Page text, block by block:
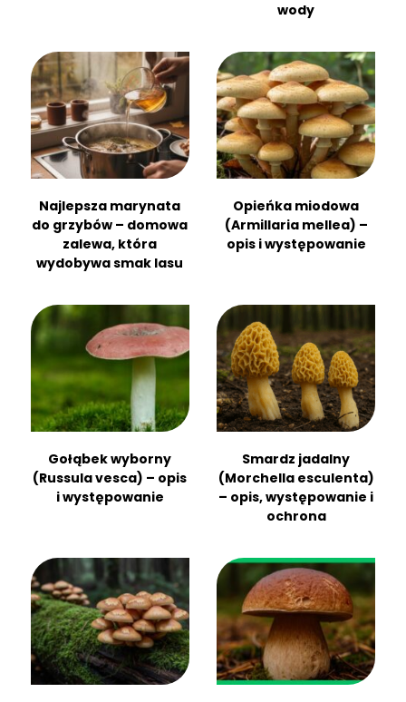
wody
Najlepsza marynata
do grzybów – domowa
zalewa, która
wydobywa smak lasu
Opieńka miodowa
(Armillaria mellea) –
opis i występowanie
Gołąbek wyborny
(Russula vesca) – opis
i występowanie
Smardz jadalny
(Morchella esculenta)
– opis, występowanie i
ochrona